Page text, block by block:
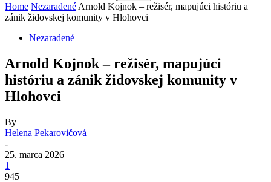
Home Nezaradené Arnold Kojnok – režisér, mapujúci históriu a
zánik židovskej komunity v Hlohovci
Nezaradené
Arnold Kojnok – režisér, mapujúci
históriu a zánik židovskej komunity v
Hlohovci
By
Helena Pekarovičová
-
25. marca 2026
1
945